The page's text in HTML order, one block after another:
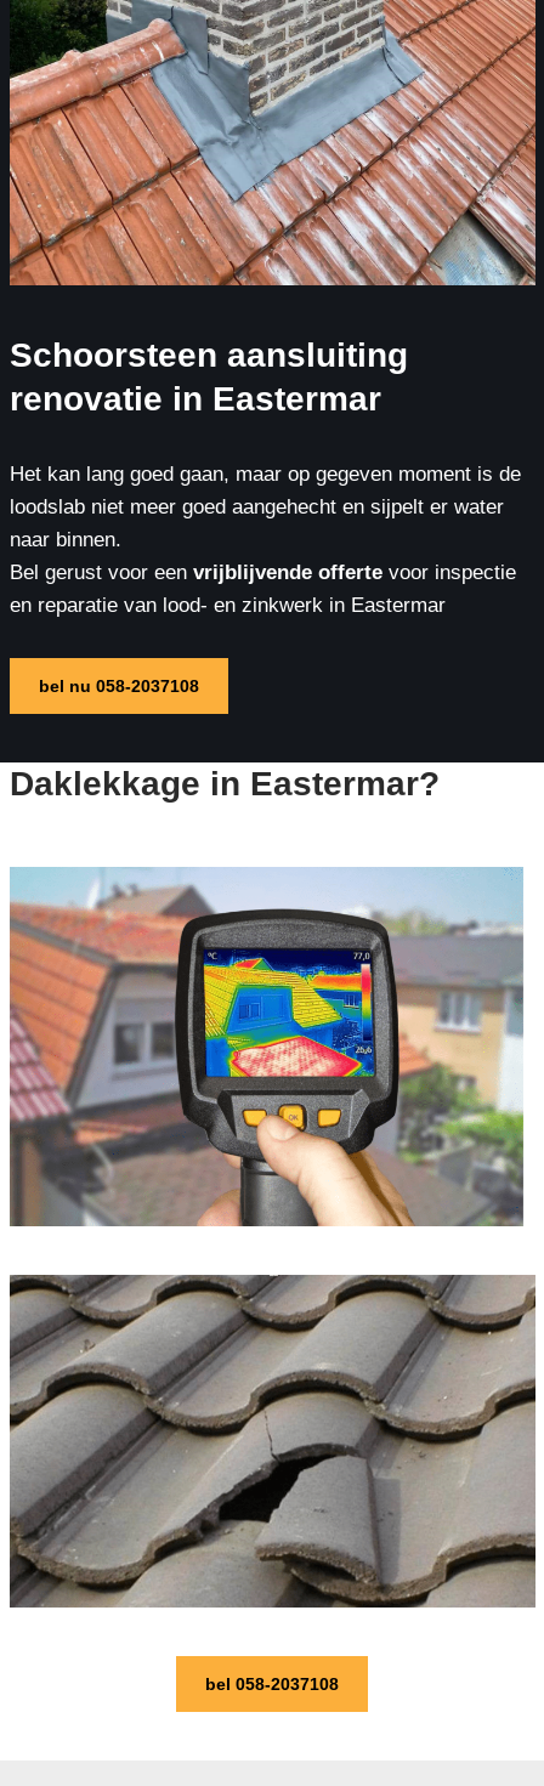
Schoorsteen aansluiting
renovatie in Eastermar
Het kan lang goed gaan, maar op gegeven moment is de
loodslab niet meer goed aangehecht en sijpelt er water
naar binnen.
Bel gerust voor eenvrijblijvende offertevoor inspectie
en reparatie van lood- en zinkwerk in Eastermar
bel nu 058-2037108
Daklekkage in Eastermar?
bel 058-2037108